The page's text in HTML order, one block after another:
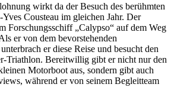
wirkt da der Besuch des berühmten
Cousteau im gleichen Jahr. Der
Forschungsschiff „Calypso“ auf dem Weg
er von dem bevorstehenden
er diese Reise und besucht den
Triathlon. Bereitwillig gibt er nicht nur den
Motorboot aus, sondern gibt auch
während er von seinem Begleitteam